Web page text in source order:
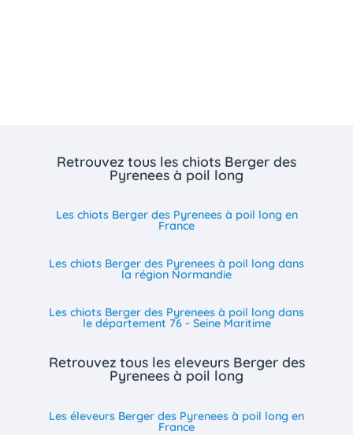
Retrouvez tous les chiots Berger des
Pyrenees à poil long
Les chiots Berger des Pyrenees à poil long en
France
Les chiots Berger des Pyrenees à poil long dans
la région Normandie
Les chiots Berger des Pyrenees à poil long dans
le département 76 - Seine Maritime
Retrouvez tous les eleveurs Berger des
Pyrenees à poil long
Les éleveurs Berger des Pyrenees à poil long en
France